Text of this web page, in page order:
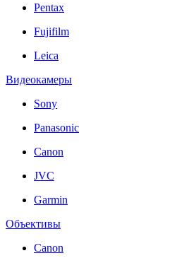
Pentax
Fujifilm
Leica
Видеокамеры
Sony
Panasonic
Canon
JVC
Garmin
Объективы
Canon